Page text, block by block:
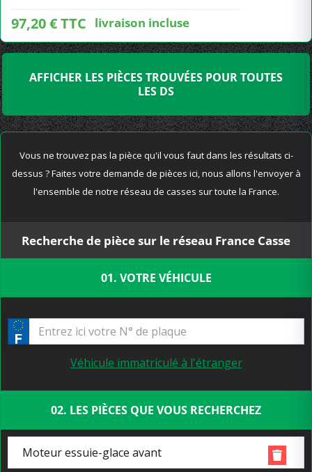
97,20 € TTC livraison incluse
AFFICHER LES PIÈCES TROUVÉES POUR TOUTES
LES DS
Vous ne trouvez pas la pièce qu'il vous faut dans les résultats ci-
dessus ? Faites votre demande de pièces ici, nous allons l'envoyer à
l'ensemble de notre réseau de casses sur toute la France.
Recherche de pièce sur le réseau France Casse
01. VOTRE VÉHICULE
Véhicule immatriculé à l'étranger
02. LES PIÈCES QUE VOUS RECHERCHEZ
Moteur essuie-glace avant